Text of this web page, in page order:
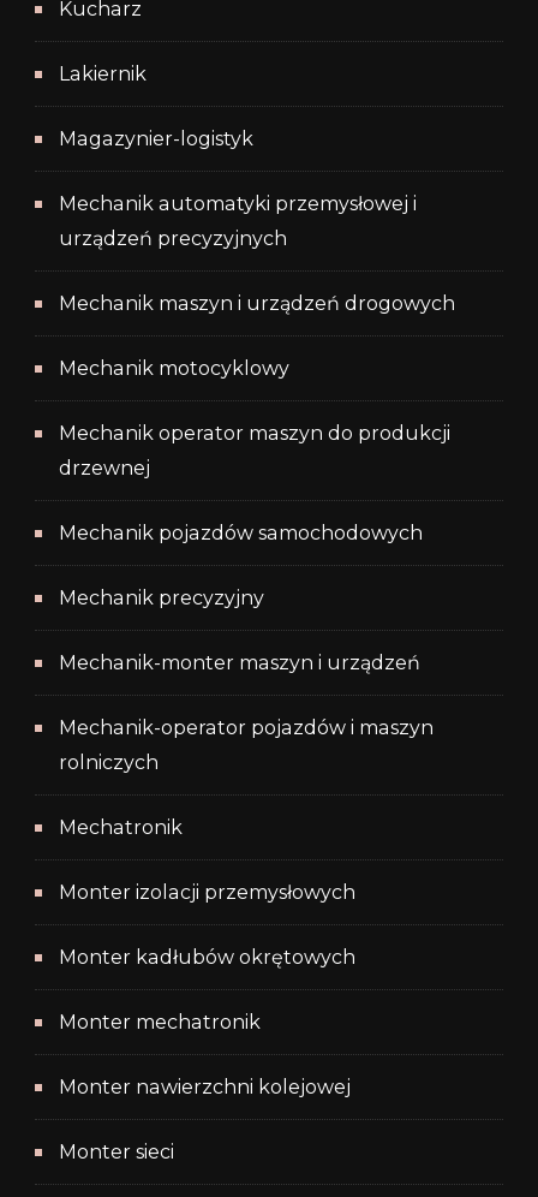
Kucharz
Lakiernik
Magazynier-logistyk
Mechanik automatyki przemysłowej i
urządzeń precyzyjnych
Mechanik maszyn i urządzeń drogowych
Mechanik motocyklowy
Mechanik operator maszyn do produkcji
drzewnej
Mechanik pojazdów samochodowych
Mechanik precyzyjny
Mechanik-monter maszyn i urządzeń
Mechanik-operator pojazdów i maszyn
rolniczych
Mechatronik
Monter izolacji przemysłowych
Monter kadłubów okrętowych
Monter mechatronik
Monter nawierzchni kolejowej
Monter sieci